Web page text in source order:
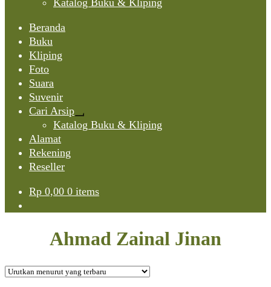
Katalog Buku & Kliping
Beranda
Buku
Kliping
Foto
Suara
Suvenir
Cari Arsip
Expand
child
Katalog Buku & Kliping
Alamat
Rekening
Reseller
Rp 0,00 0 items
Ahmad Zainal Jinan